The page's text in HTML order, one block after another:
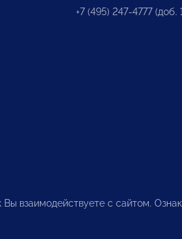
+7 (495) 247-4777 (доб.
взаимодействуете с сайтом.